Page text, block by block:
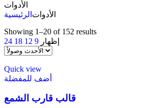
الأدوات
الرئيسية الأدوات
Showing 1–20 of 152 resultsSorted
إظهار 9
12
18
24
Quick view
أضف للمفضلة
قالب قارب الشمع